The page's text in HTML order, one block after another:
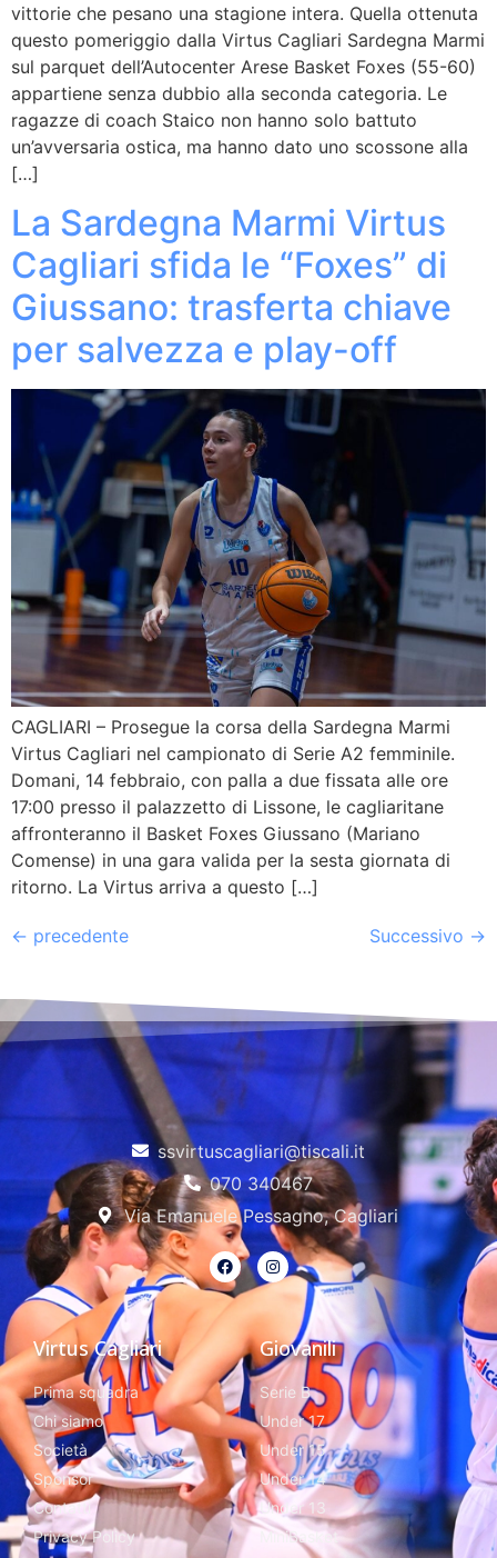
vittorie che pesano una stagione intera. Quella ottenuta
questo pomeriggio dalla Virtus Cagliari Sardegna Marmi
sul parquet dell’Autocenter Arese Basket Foxes (55-60)
appartiene senza dubbio alla seconda categoria. Le
ragazze di coach Staico non hanno solo battuto
un’avversaria ostica, ma hanno dato uno scossone alla
[…]
La Sardegna Marmi Virtus
Cagliari sfida le “Foxes” di
Giussano: trasferta chiave
per salvezza e play-off
CAGLIARI – Prosegue la corsa della Sardegna Marmi
Virtus Cagliari nel campionato di Serie A2 femminile.
Domani, 14 febbraio, con palla a due fissata alle ore
17:00 presso il palazzetto di Lissone, le cagliaritane
affronteranno il Basket Foxes Giussano (Mariano
Comense) in una gara valida per la sesta giornata di
ritorno. La Virtus arriva a questo […]
← precedente Successivo →
ssvirtuscagliari@tiscali.it
070 340467
Via Emanuele Pessagno, Cagliari
Virtus Cagliari
Prima squadra
Chi siamo
Società
Sponsor
Contatti
Privacy Policy
Giovanili
Serie B
Under 17
Under 15
Under 14
Under 13
MiniBasket